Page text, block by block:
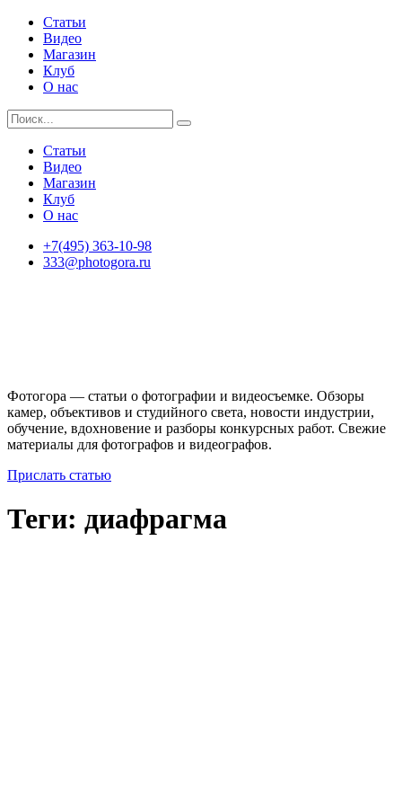
Статьи
Видео
Магазин
Клуб
О нас
Статьи
Видео
Магазин
Клуб
О нас
+7(495) 363-10-98
333@photogora.ru
Фотогора — статьи о фотографии и видеосъемке. Обзоры
камер, объективов и студийного света, новости индустрии,
обучение, вдохновение и разборы конкурсных работ. Свежие
материалы для фотографов и видеографов.
Прислать статью
Теги: диафрагма